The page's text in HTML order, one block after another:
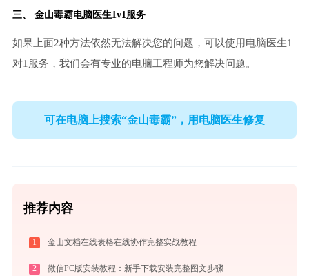
三、 金山毒霸电脑医生1v1服务
如果上面2种方法依然无法解决您的问题，可以使用电脑医生1
对1服务，我们会有专业的电脑工程师为您解决问题。
可在电脑上搜索“金山毒霸”，用电脑医生修复
推荐内容
1 金山文档在线表格在线协作完整实战教程
2 微信PC版安装教程：新手下载安装完整图文步骤